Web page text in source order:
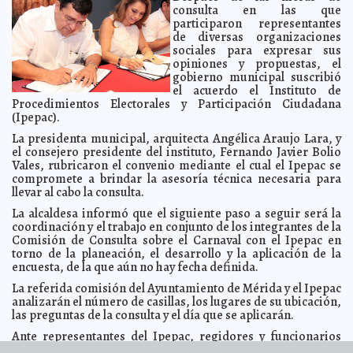
Fernandez
2011-03-25 09:37:06 Se hizo justicia: Purificación Carpinteyro Guillermo Barrera
Fernandez
2011-03-25 09:20:44 Calles peligrosas en Mérida Lois Izquierdo
2011-03-25 09:10:40 El discurso del Rey o la estrategia del Oscar
Federico
Wilder
2011-03-24 17:03:04 Funcionarios municipales aprovechan al máximo
generosa prestación
2011-03-24 12:23:34 Inconformidad sobre la integración de la agenda
legislativa Guillermo Barrera Fernandez
2011-03-24 12:19:54 Promoverá Comuna concierto de Shakira en el
Tianguis Turístico de Acapulco A7
Foro sobre Cultura Maya
2011-03-24 11:47:16 Ratificado Pedro Cabrera al frente de la Fundación
Produce Guillermo Barrera Fernandez
2011-03-24 11:40:46 Reconocimiento al Ayuntamiento de Chicxulub Pueblo
en el Día Internacional del Agua A7
2011-03-24 11:34:40 Exige el diputado Barrera Concha definir criterios para
el análisis de iniciativas A7
2011-03-24 11:31:26 Renueva la Policía Municipal de Mérida su armamento
consulta en las que
participaron representantes
de diversas organizaciones
sociales para expresar sus
opiniones y propuestas, el
gobierno municipal suscribió
el acuerdo el Instituto de
Procedimientos Electorales y Participación Ciudadana
(Ipepac).
La presidenta municipal, arquitecta Angélica Araujo Lara, y
el consejero presidente del instituto, Fernando Javier Bolio
Vales, rubricaron el convenio mediante el cual el Ipepac se
compromete a brindar la asesoría técnica necesaria para
llevar al cabo la consulta.
La alcaldesa informó que el siguiente paso a seguir será la
coordinación y el trabajo en conjunto de los integrantes de la
Comisión de Consulta sobre el Carnaval con el Ipepac en
torno de la planeación, el desarrollo y la aplicación de la
encuesta, de la que aún no hay fecha definida.
La referida comisión del Ayuntamiento de Mérida y el Ipepac
analizarán el número de casillas, los lugares de su ubicación,
las preguntas de la consulta y el día que se aplicarán.
Ante representantes del Ipepac, regidores y funcionarios